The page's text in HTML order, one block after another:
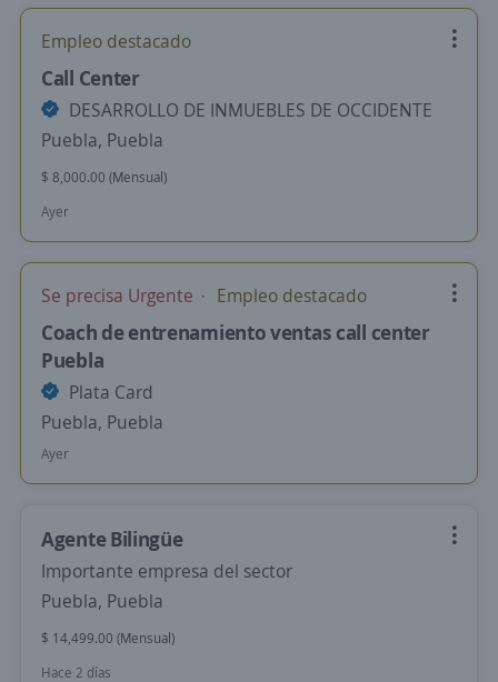
Empleo destacado
Call Center
DESARROLLO DE INMUEBLES DE OCCIDENTE
Puebla, Puebla
$ 8,000.00 (Mensual)
Ayer
Se precisa Urgente Empleo destacado
Coach de entrenamiento ventas call center
Puebla
Plata Card
Puebla, Puebla
Ayer
Agente Bilingüe
Importante empresa del sector
Puebla, Puebla
$ 14,499.00 (Mensual)
Hace 2 días